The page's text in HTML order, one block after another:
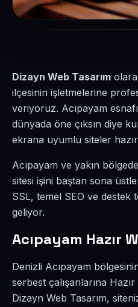
Dizayn Web Tasarım
ilçesinin işletmelerine
veriyoruz. Acıpayam
dünyada öne çıksın diye
ekrana uyumlu siteler
Acıpayam ve yakın
sitesi işini baştan sona
SSL, temel SEO ve destek
geliyor.
Acıpayam Hazır
Denizli Acıpayam
serbest çalışanlarına
Dizayn Web Tasarım,